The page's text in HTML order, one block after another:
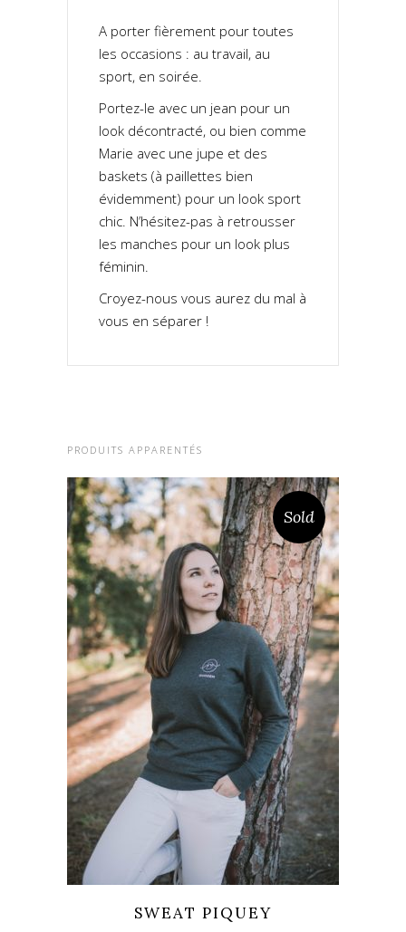
A porter fièrement pour toutes
les occasions : au travail, au
sport, en soirée.
Portez-le avec un jean pour un
look décontracté, ou bien comme
Marie avec une jupe et des
baskets (à paillettes bien
évidemment) pour un look sport
chic. N’hésitez-pas à retrousser
les manches pour un look plus
féminin.
Croyez-nous vous aurez du mal à
vous en séparer !
PRODUITS APPARENTÉS
Sold
SWEAT PIQUEY